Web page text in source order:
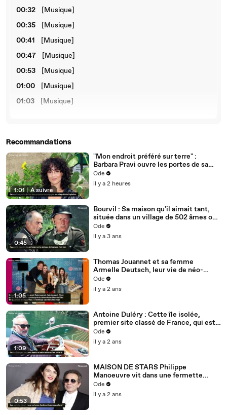
00:32
[Musique]
00:35
[Musique]
00:41
[Musique]
00:47
[Musique]
00:53
[Musique]
01:00
[Musique]
01:03
[Musique]
Recommandations
1:01 | À suivre
"Mon endroit préféré sur terre" :
Barbara Pravi ouvre les portes de sa
maison du bonheur, achetée après
avoir été au RSA
Ode
il y a 2 heures
0:45
Bourvil : Sa maison qu'il aimait tant,
située dans un village de 502 âmes où
il accueillait de rares et prestigieuses
stars
Ode
il y a 3 ans
1:05
Thomas Jouannet et sa femme
Armelle Deutsch, leur vie de néo-
ruraux dans un village de moins de 500
habitants !
Ode
il y a 2 ans
1:09
Antoine Duléry : Cette île isolée,
premier site classé de France, qui est
son paradis depuis des décennies
Ode
il y a 2 ans
0:53
MAISON DE STARS Philippe
Manoeuvre vit dans une fermette
située dans une ville à la particularité
rare
Ode
il y a 2 ans